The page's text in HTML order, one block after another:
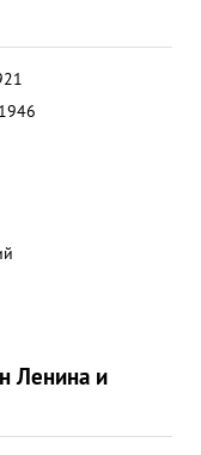
разведку
награды
успешный
за
Ленина и